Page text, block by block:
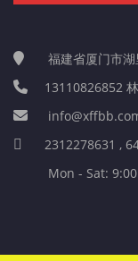
福建省厦门市
13110826852
2312278631 ,
Mon - Sat: